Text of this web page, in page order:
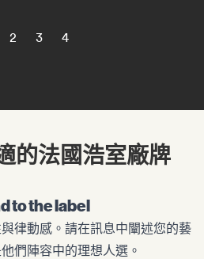
2 3 4
的法國浩室廠牌
to the label
律動感。請在訊息中闡述您的藝
們陣容中的理想人選。